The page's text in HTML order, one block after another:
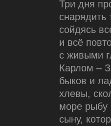
Три дня
снарядить
сойдясь
и всё
с живыми
Карлом –
быков и
хлевы,
море рыбу
сыну,